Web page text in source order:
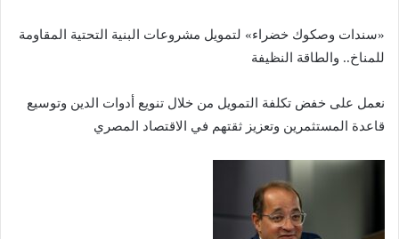
«سندات وصكوك خضراء» لتمويل مشروعات البنية التحتية المقاومة
للمناخ.. والطاقة النظيفة
نعمل على خفض تكلفة التمويل من خلال تنويع أدوات الدين وتوسيع
قاعدة المستثمرين وتعزيز ثقتهم في الاقتصاد المصري